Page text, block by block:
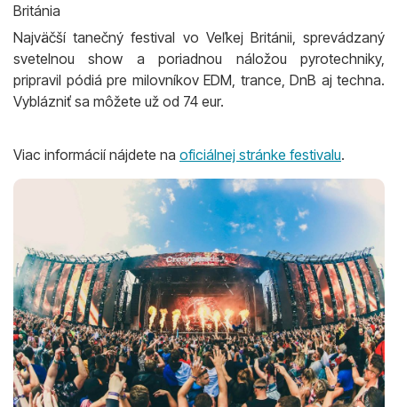
Británia
Najväčší tanečný festival vo Veľkej Británii, sprevádzaný
svetelnou show a poriadnou náložou pyrotechniky,
pripravil pódiá pre milovníkov EDM, trance, DnB aj techna.
Vyblázniť sa môžete už od 74 eur.
Viac informácií nájdete na oficiálnej stránke festivalu.